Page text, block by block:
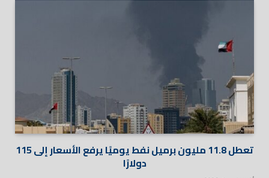
تعطل 11.8 مليون برميل نفط يوميًا يرفع الأسعار إلى 115
دولارًا